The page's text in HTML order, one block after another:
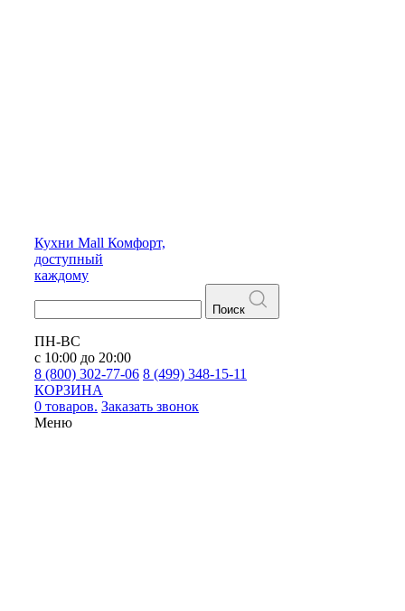
Кухни Mall Комфорт,
доступный
каждому
Поиск
ПН-ВС
с 10:00 до 20:00
8 (800) 302-77-06 8 (499) 348-15-11
КОРЗИНА
0 товаров. Заказать звонок
Меню